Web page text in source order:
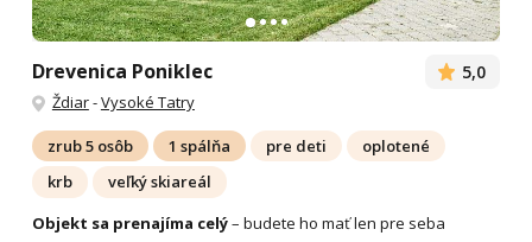
Drevenica Poniklec 5,0
Ždiar-Vysoké Tatry
zrub 5 osôb 1 spálňa pre deti
oplotené
krb
veľký skiareál
Objekt sa prenajíma celý– budete ho mať len pre seba